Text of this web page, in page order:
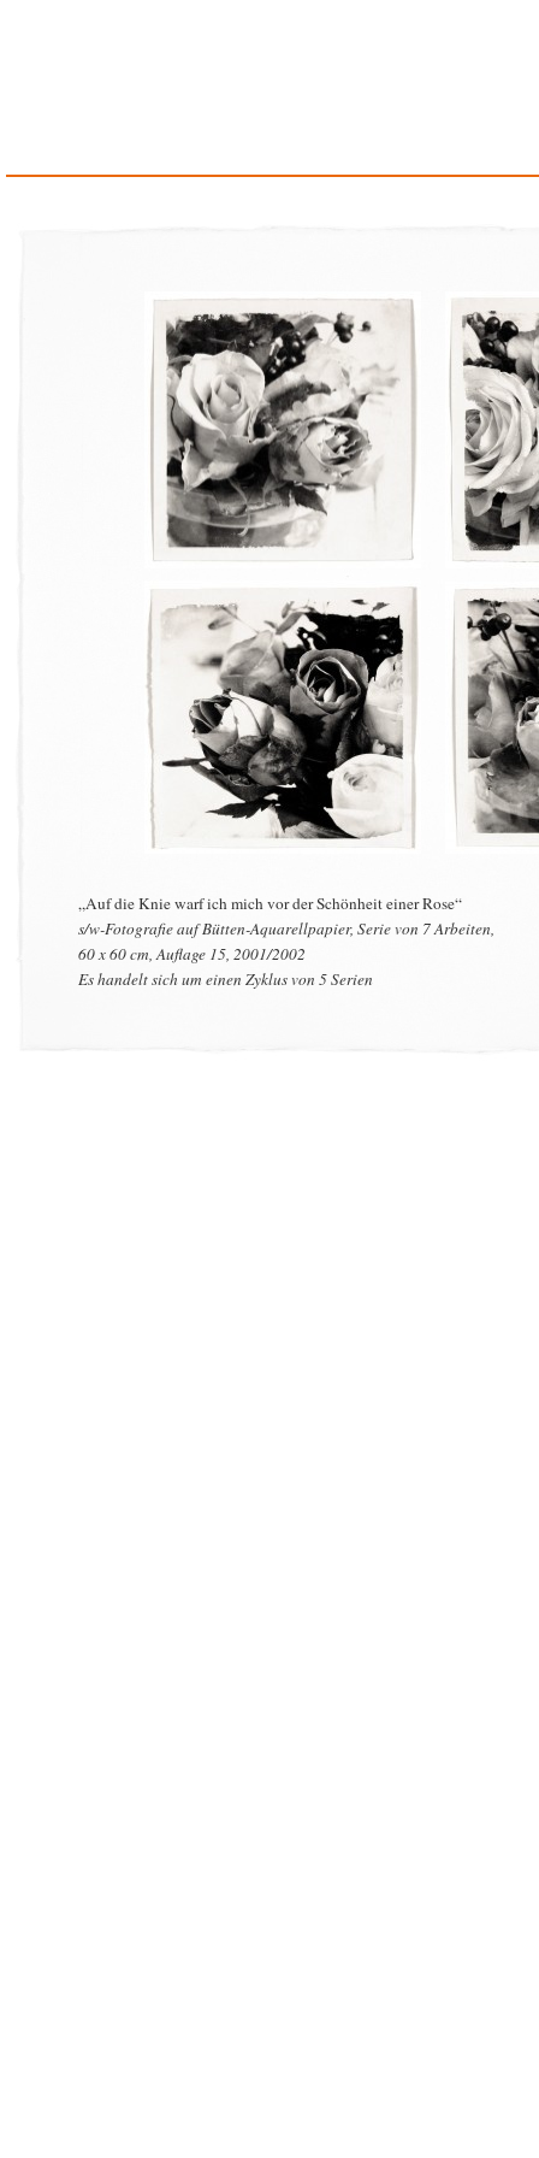
„Auf die Knie warf ich mich vor der Schönheit einer Rose“
s/w-Fotografie auf Bütten-Aquarellpapier, Serie von 7 Arbeiten,
60 x 60 cm, Auflage 15, 2001/2002
Es handelt sich um einen Zyklus von 5 Serien